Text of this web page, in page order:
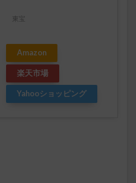
東宝
Amazon
楽天市場
Yahooショッピング